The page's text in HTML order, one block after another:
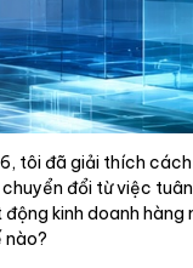
tôi đã giải thích
đổi từ việc
kinh doanh
nào?